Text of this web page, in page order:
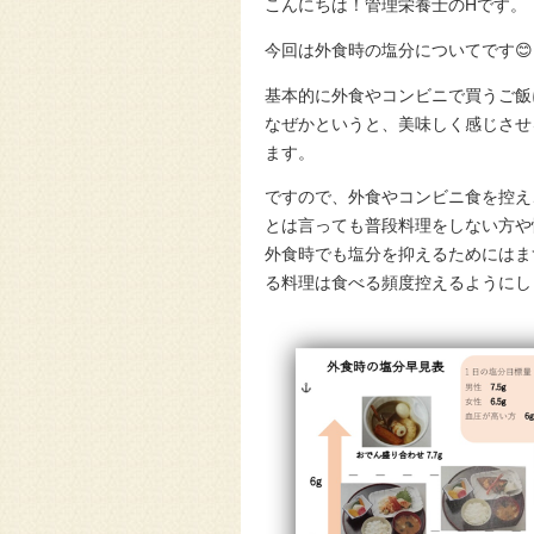
こんにちは！管理栄養士のHです。
今回は外食時の塩分についてです😊
基本的に外食やコンビニで買うご
なぜかというと、美味しく感じさ
ます。
ですので、外食やコンビニ食を控
とは言っても普段料理をしない方
外食時でも塩分を抑えるためには
る料理は食べる頻度控えるように